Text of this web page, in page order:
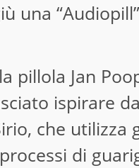
una
pillola Jan
ispirare
che utilizza
di